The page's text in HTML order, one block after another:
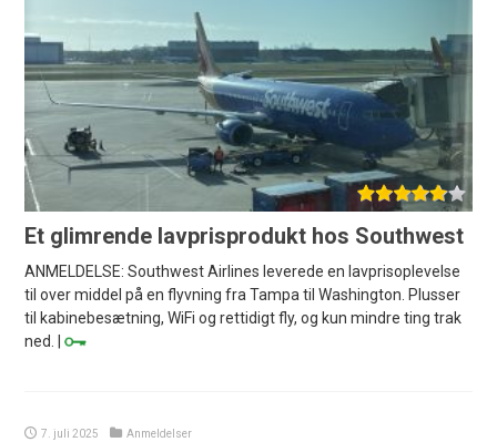
Et glimrende lavprisprodukt hos Southwest
ANMELDELSE: Southwest Airlines leverede en lavprisoplevelse
til over middel på en flyvning fra Tampa til Washington. Plusser
til kabinebesætning, WiFi og rettidigt fly, og kun mindre ting trak
ned. |
7. juli 2025 Anmeldelser